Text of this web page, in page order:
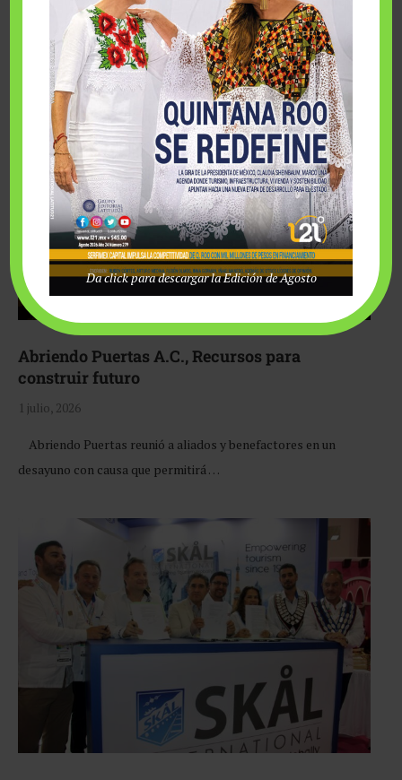
Fairmont Mayakoba y Make-A-Wish México unieron
esfuerzos para hacer realidad el deseo de una …
Abriendo Puertas A.C., Recursos para
construir futuro
1 julio, 2026
Abriendo Puertas reunió a aliados y benefactores en un
desayuno con causa que permitirá …
Da click para descargar la Edición de Agosto